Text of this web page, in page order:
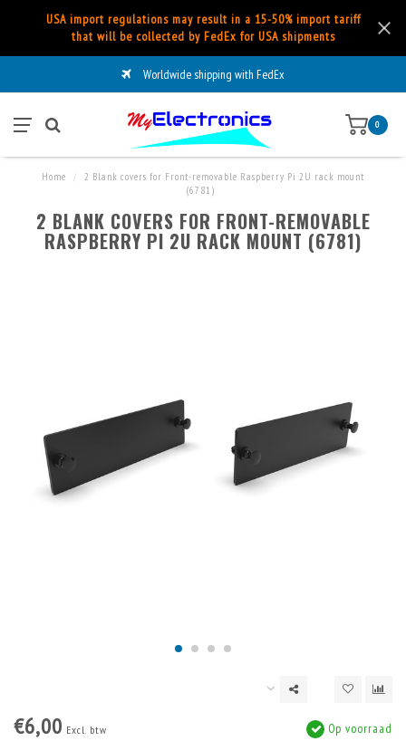
USA import regulations may result in a 15-50% import tariff
that will be collected by FedEx for USA shipments
Worldwide shipping with FedEx
0
Home
2 Blank covers for Front-removable Raspberry Pi 2U rack mount
(6781)
2 BLANK COVERS FOR FRONT-REMOVABLE
RASPBERRY PI 2U RACK MOUNT (6781)
€6,00 Excl. btw Op voorraad